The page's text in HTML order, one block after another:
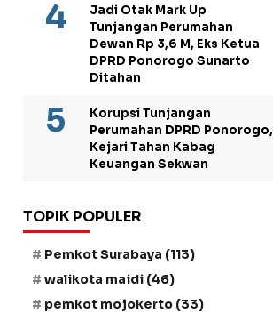
Jadi Otak Mark Up
Tunjangan Perumahan
Dewan Rp 3,6 M, Eks Ketua
DPRD Ponorogo Sunarto
Ditahan
Korupsi Tunjangan
Perumahan DPRD Ponorogo,
Kejari Tahan Kabag
Keuangan Sekwan
TOPIK POPULER
Pemkot Surabaya (113)
walikota maidi (46)
pemkot mojokerto (33)